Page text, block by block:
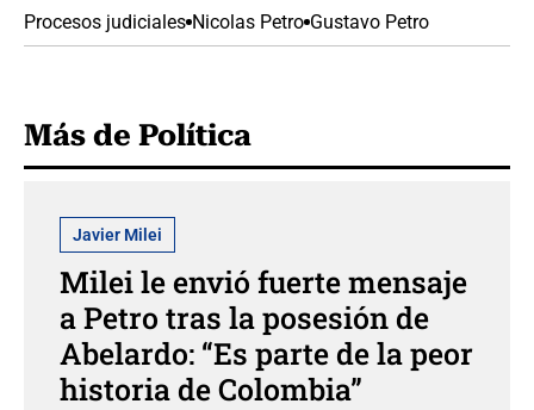
Procesos judiciales Nicolas Petro Gustavo Petro
Más de Política
Javier Milei
Milei le envió fuerte mensaje
a Petro tras la posesión de
Abelardo: “Es parte de la peor
historia de Colombia”